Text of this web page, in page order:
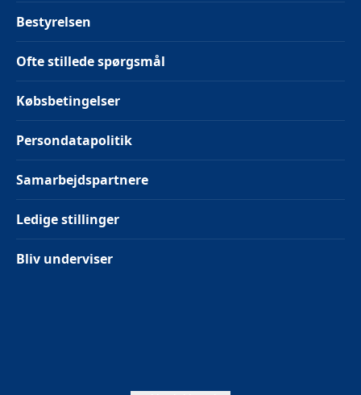
Bestyrelsen
Ofte stillede spørgsmål
Købsbetingelser
Persondatapolitik
Samarbejdspartnere
Ledige stillinger
Bliv underviser